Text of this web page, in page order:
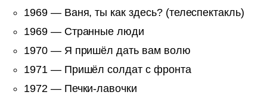
1969 — Ваня, ты как здесь? (телеспектакль)
1969 — Странные люди
1970 — Я пришёл дать вам волю
1971 — Пришёл солдат с фронта
1972 — Печки-лавочки